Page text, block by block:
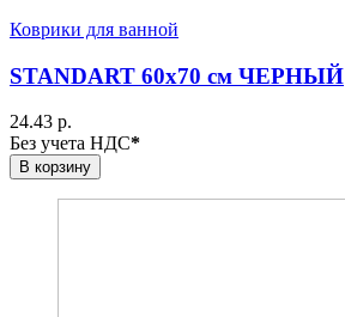
Коврики для ванной
STANDART 60х70 см ЧЕРНЫЙ
24.43 р.
Без учета НДС*
В корзину